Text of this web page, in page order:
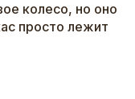
колесо, но оно
просто лежит